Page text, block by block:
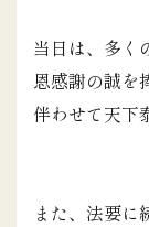
当日は、多く
恩感謝の誠を
伴わせて天下
また、法要に